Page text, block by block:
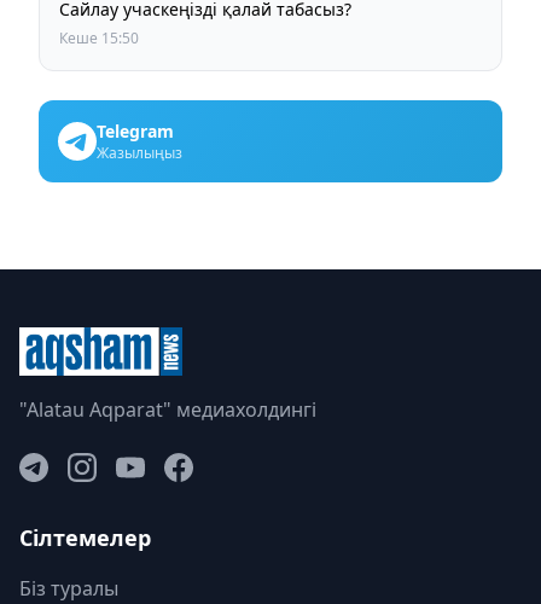
Сайлау учаскеңізді қалай табасыз?
Кеше 15:50
Telegram
Жазылыңыз
"Alatau Aqparat" медиахолдингі
Сілтемелер
Біз туралы